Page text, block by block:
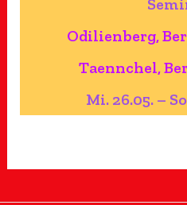
Odilienberg,
Taennchel,
Mi. 26.05. –